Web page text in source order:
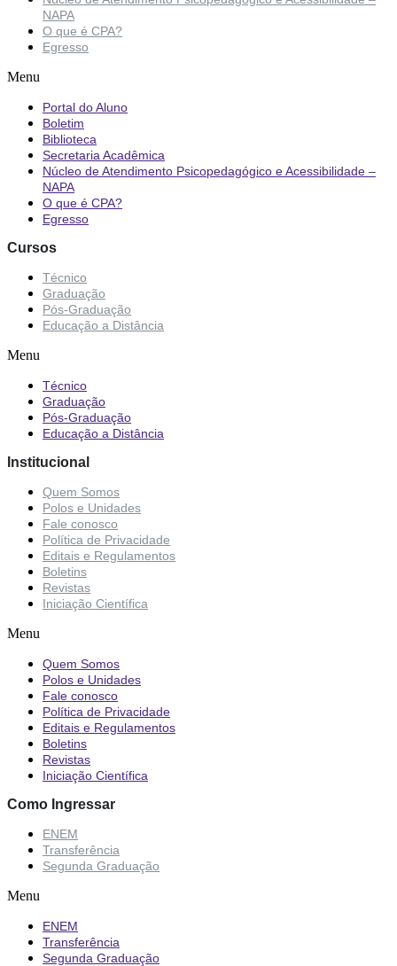
NAPA
O que é CPA?
Egresso
Menu
Portal do Aluno
Boletim
Biblioteca
Secretaria Acadêmica
Núcleo de Atendimento Psicopedagógico e Acessibilidade –
NAPA
O que é CPA?
Egresso
Cursos
Técnico
Graduação
Pós-Graduação
Educação a Distância
Menu
Técnico
Graduação
Pós-Graduação
Educação a Distância
Institucional
Quem Somos
Polos e Unidades
Fale conosco
Política de Privacidade
Editais e Regulamentos
Boletins
Revistas
Iniciação Científica
Menu
Quem Somos
Polos e Unidades
Fale conosco
Política de Privacidade
Editais e Regulamentos
Boletins
Revistas
Iniciação Científica
Como Ingressar
ENEM
Transferência
Segunda Graduação
Menu
ENEM
Transferência
Segunda Graduação